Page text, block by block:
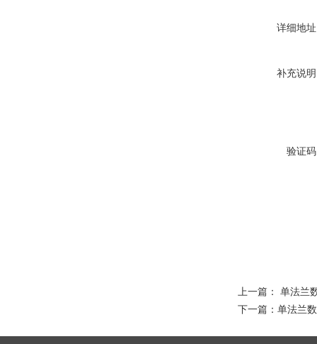
详细地
补充说
验证
上一篇： 单法兰
下一篇： 单法兰